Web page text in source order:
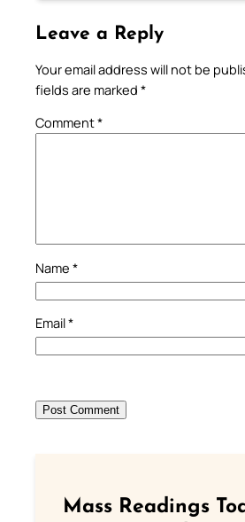
Leave a Reply
Your email address will not be
fields are marked *
Comment*
Name *
Email*
Mass Readings